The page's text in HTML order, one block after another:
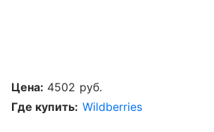
Цена: 4502 руб.
Где купить: Wildberries